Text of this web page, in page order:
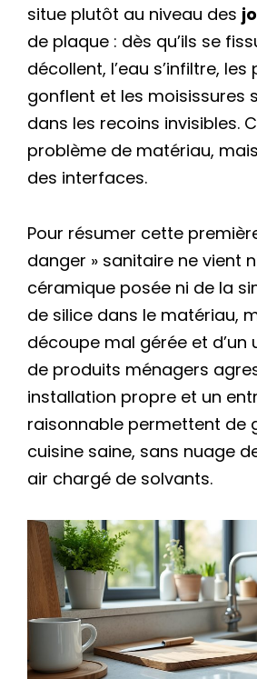
situe plutôt au niveau des
de plaque : dès qu’ils se
décollent, l’eau s’infiltre, les
gonflent et les moisissures
dans les recoins invisibles.
problème de matériau,
des interfaces.
Pour résumer cette
danger » sanitaire ne vient
céramique posée ni de la
de silice dans le matériau,
découpe mal gérée et d’un
de produits ménagers
installation propre et un
raisonnable permettent de
cuisine saine, sans nuage
air chargé de solvants.